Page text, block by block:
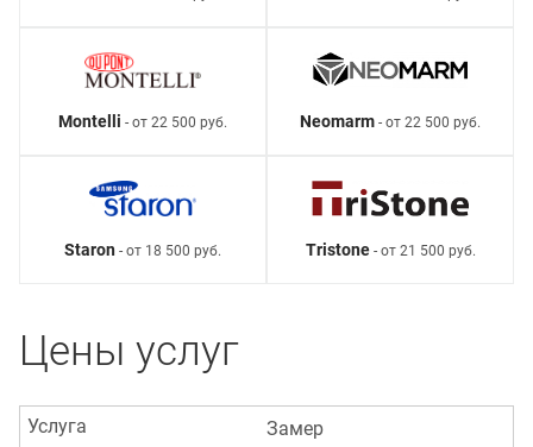
Montelli - от 22 500 руб. Neomarm - от 22 500 руб.
Staron - от 18 500 руб. Tristone- от 21 500 руб.
Цены услуг
Замер
Услуга